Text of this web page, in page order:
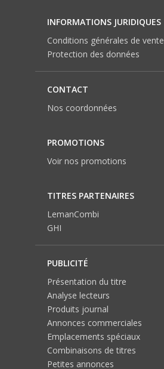
INFORMATIONS JURIDIQUES
Conditions générales de vente
Protection des données
CONTACT
Nos coordonnées
PROMOTIONS
Voir nos promotions
TITRES PARTENAIRES
LemanCombi
GHI
PUBLICITÉ
Présentation du titre
Analyse lecteurs
Produits journal
Annonces commerciales
Emplacements spéciaux
Combinaisons de titres
Petites annonces